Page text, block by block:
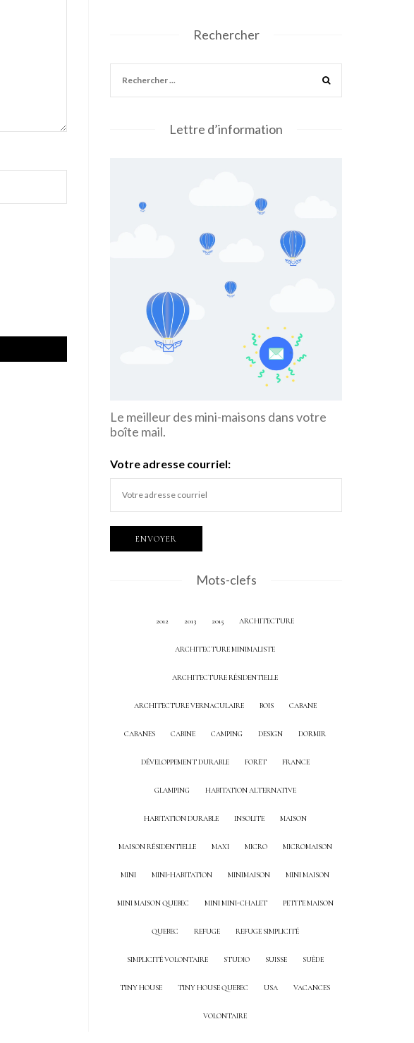
Rechercher
Lettre d’information
Le meilleur des mini-maisons dans votre
boîte mail.
Votre adresse courriel:
Mots-clefs
2012 2013 2015 ARCHITECTURE
ARCHITECTURE MINIMALISTE
ARCHITECTURE RÉSIDENTIELLE
ARCHITECTURE VERNACULAIRE BOIS CABANE
CABANES CABINE CAMPING DESIGN DORMIR
DÉVELOPPEMENT DURABLE FORÊT FRANCE
GLAMPING HABITATION ALTERNATIVE
HABITATION DURABLE INSOLITE MAISON
MAISON RÉSIDENTIELLE MAXI MICRO MICROMAISON
MINI MINI-HABITATION MINIMAISON MINI MAISON
MINI MAISON QUEBEC MINI MINI-CHALET PETITE MAISON
QUEBEC REFUGE REFUGE SIMPLICITÉ
SIMPLICITÉ VOLONTAIRE STUDIO SUISSE SUÈDE
TINY HOUSE TINY HOUSE QUEBEC USA VACANCES
VOLONTAIRE